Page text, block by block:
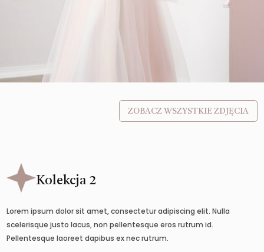
ZOBACZ WSZYSTKIE ZDJĘCIA
Kolekcja 2
Lorem ipsum dolor sit amet, consectetur adipiscing elit. Nulla
scelerisque justo lacus, non pellentesque eros rutrum id.
Pellentesque laoreet dapibus ex nec rutrum.